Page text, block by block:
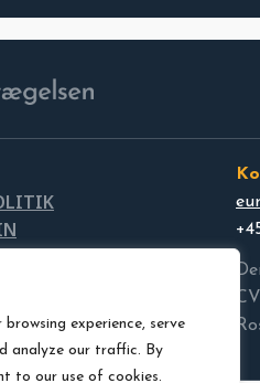
experience, serve
analyze our traffic. By
to our use of cookies.
LOGO